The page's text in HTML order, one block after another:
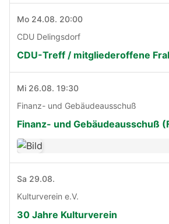
Mo 24.08. 20:00
CDU Delingsdorf
CDU-Treff / mitgliederoffene
Mi 26.08. 19:30
Finanz- und Gebäudeausschuß
Finanz- und Gebäudeausschuß
Sa 29.08.
Kulturverein e.V.
30 Jahre Kulturverein